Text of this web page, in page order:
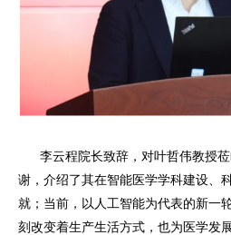
李云程院长致辞，对叶哲伟教授
谢，介绍了其在智能医学学科建设、
就；当前，以人工智能为代表的新一
刻改变着生产生活方式，也为医学发